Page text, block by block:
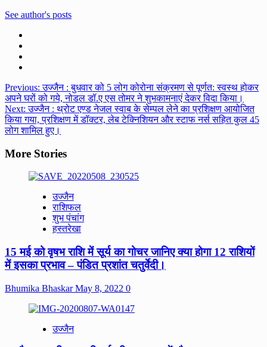
See author's posts
Post
navigation
Previous:उज्जैन : बुधवार को 5 लोग कोरोना संक्रमण से पूर्णत: स्वस्थ होकर
अपने घरों को गये, नोडल डॉ.ए एस तोमर ने शुभकामनाएं देकर विदा किया।
Next:उज्जैन : थ्रोट एण्ड नेजल स्वाब के सेम्पल लेने का प्रशिक्षण आयोजित
किया गया, प्रशिक्षण में डॉक्टर, लेब टेक्निशियन और स्टाफ नर्स सहित कुल 45
लोग शामिल हुए।
More Stories
उज्जैन
राशिफल
शुभ पंचांग
हस्तरेखा
15 मई को वृषभ राशि में सूर्य का गोचर जानिए क्या होगा 12 राशियों
में इसका प्रभाव – पंडित प्रशांत चतुर्वेदी।
Bhumika BhaskarMay 8, 2022 0
उज्जैन